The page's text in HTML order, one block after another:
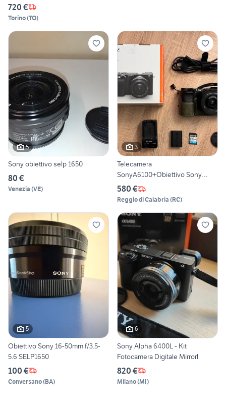
720 €
Torino(TO)
5
Sony obiettivo selp 1650
80 €
Venezia (VE)
3
Telecamera
SonyA6100+Obiettivo Sony
SELP1650+256GB
580 €
Reggio di Calabria (RC)
5
Obiettivo Sony 16-50mm f/3.5-
5.6 SELP1650
100 €
Conversano(BA)
6
Sony Alpha 6400L - Kit
Fotocamera Digitale Mirrorl
820 €
Milano(MI)